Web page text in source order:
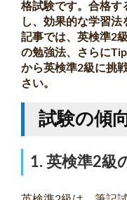
格試験です。合格す
し、効果的な学習
記事では、英検準2
の勉強法、さらに
から英検準2級に挑
さい。
試験の傾向
1. 英検準2級